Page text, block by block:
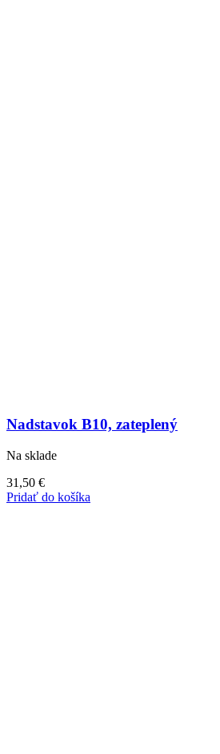
Nadstavok B10, zateplený
Na sklade
31,50 €
Pridať do košíka